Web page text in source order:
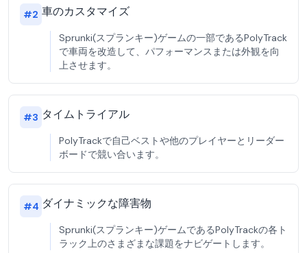
#2 車のカスタマイズ
Sprunki(スプランキー)ゲームの一部であるPolyTrack
で車両を改造して、パフォーマンスまたは外観を向
上させます。
#3 タイムトライアル
PolyTrackで自己ベストや他のプレイヤーとリーダー
ボードで競い合います。
#4 ダイナミックな障害物
Sprunki(スプランキー)ゲームであるPolyTrackの各ト
ラック上のさまざまな課題をナビゲートします。